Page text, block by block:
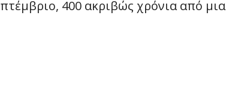
400 ακριβώς χρόνια από